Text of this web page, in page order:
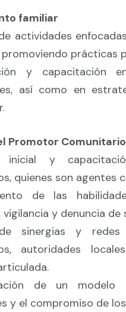
familiar
actividades
prácticas
y capacitación
así como en
Promotor Comunitario
inicial y
quienes son agentes
de las
vigilancia y denuncia
sinergias y
autoridades
de un
y el compromiso de